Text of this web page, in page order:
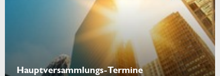
Hauptversammlungs-Termine